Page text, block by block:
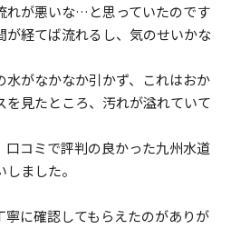
れが悪いな…と思っていたのです
が経てば流れるし、気のせいかな
水がなかなか引かず、これはおか
を見たところ、汚れが溢れていて
コミで評判の良かった九州水道
ました。
寧に確認してもらえたのがありが